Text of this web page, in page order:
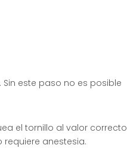
este paso no es posible
el tornillo al valor correcto
requiere anestesia.